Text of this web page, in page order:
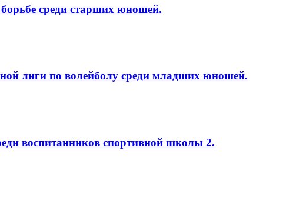
среди старших юношей.
лиги по волейболу среди младших юношей.
воспитанников спортивной школы 2.